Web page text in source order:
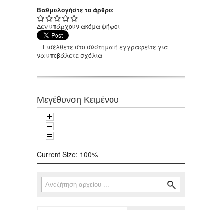
Βαθμολογήστε το άρθρο:
Δεν υπάρχουν ακόμα ψήφοι
Εισέλθετε στο σύστημαή εγγραφείτε για
να υποβάλετε σχόλια
Μεγέθυνση Κειμένου
Current Size: 100%
Φόρμα αναζήτησης
Αναζήτηση